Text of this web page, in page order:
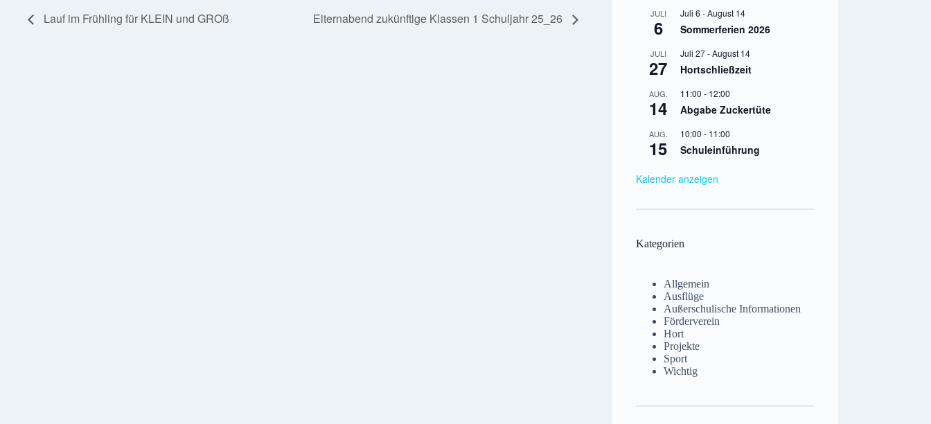
Lauf im Frühling für KLEIN und GROß Elternabend zukünftige Klassen 1 Schuljahr 25_26 JULI
6
Juli 6 -August 14
Sommerferien 2026
JULI
27
Juli 27-August 14
Hortschließzeit
AUG.
14
11:00 - 12:00
Abgabe Zuckertüte
AUG.
15
10:00 - 11:00
Schuleinführung
Kalender anzeigen
Kategorien
Allgemein
Ausflüge
Außerschulische Informationen
Förderverein
Hort
Projekte
Sport
Wichtig